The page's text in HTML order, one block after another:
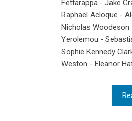
Fettarappa - Jake
Raphael Acloque -
Nicholas
Yerolemou -
Sophie Kennedy
Weston - Eleanor